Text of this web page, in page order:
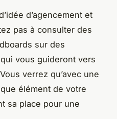
d’agencement et
pas à consulter des
sur des
vous guideront vers
verrez qu’avec une
élément de votre
sa place pour une